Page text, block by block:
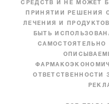
СРЕДСТВ И НЕ МОЖЕТ
ПРИНЯТИИ РЕШЕНИЯ
ЛЕЧЕНИЯ И
БЫТЬ
САМОСТОЯТЕЛЬНО
ОТВЕТСТВЕННОСТИ